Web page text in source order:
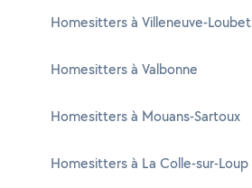
Homesitters à Villeneuve-Loubet
Homesitters à Valbonne
Homesitters à Mouans-Sartoux
Homesitters à La Colle-sur-Loup